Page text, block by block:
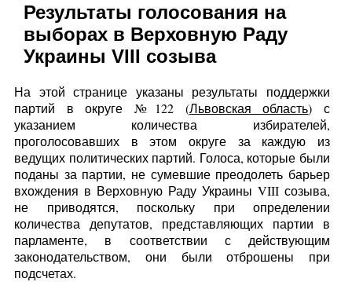
Результаты голосования на
выборах в Верховную Раду
Украины VIII созыва
На этой странице указаны результаты поддержки
партий в округе №122 (Львовская область) с
указанием количества избирателей,
проголосовавших в этом округе за каждую из
ведущих политических партий. Голоса, которые были
поданы за партии, не сумевшие преодолеть барьер
вхождения в Верховную Раду Украины VIII созыва,
не приводятся, поскольку при определении
количества депутатов, представляющих партии в
парламенте, в соответствии с действующим
законодательством, они были отброшены при
подсчетах.